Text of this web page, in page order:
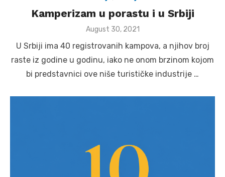
Kamperizam u porastu i u Srbiji
Posted
August 30, 2021
U Srbiji ima 40 registrovanih kampova, a njihov broj
raste iz godine u godinu, iako ne onom brzinom kojom
bi predstavnici ove niše turističke industrije …